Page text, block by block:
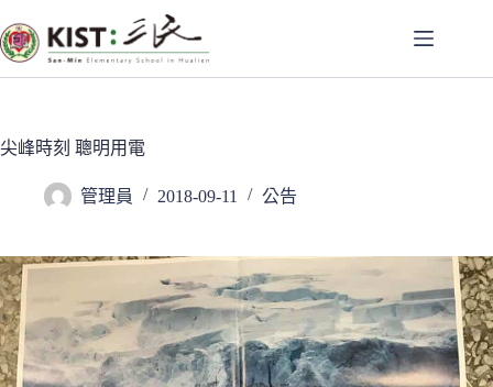
至
主
容
尖峰時刻 聰明用電
管理員 2018-09-11 公告